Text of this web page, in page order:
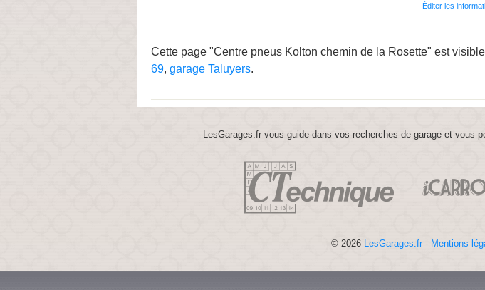
Éditer les
Cette page "Centre pneus Kolton chemin de la Rosette" est
69, garage Taluyers.
LesGarages.fr vous guide dans vos recherches de garage et vous
© 2026 LesGarages.fr - Mentions